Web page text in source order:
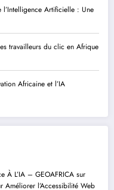
l’Intelligence Artificielle : Une
travailleurs du clic en Afrique
Africaine et l’IA
À L’IA – GEOAFRICA sur
l’Accessibilité Web